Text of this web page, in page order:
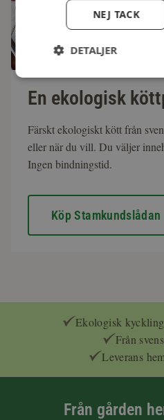
En ekologisk
Färskt ekologiskt kött från
eller när du vill. Du väljer
Ingen bindningstid.
Köp Stamkundslådan
Ekologisk
Från
Leverans
Från gården
NEJ TACK
DETALJER